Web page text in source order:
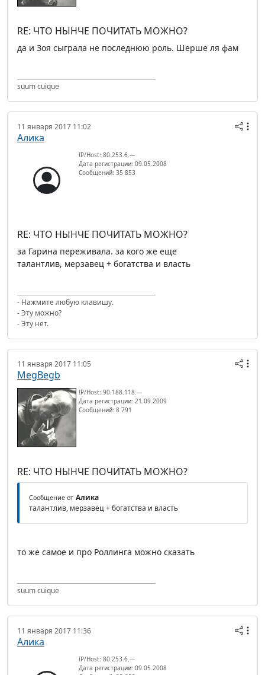
RE: ЧТО НЫНЧЕ ПОЧИТАТЬ МОЖНО?
да и Зоя сыграла не последнюю роль. Шерше ля фам
suum cuique
11 января 2017 11:02
Алика
IP/Host: 80.253.6.---
Дата регистрации: 09.05.2008
Сообщений: 35 853
RE: ЧТО НЫНЧЕ ПОЧИТАТЬ МОЖНО?
за Гарина переживала. за кого же еще
талантлив, мерзавец + богатства и власть
- Нажмите любую клавишу.
- Эту можно?
- Эту нет.
11 января 2017 11:05
MegBegb
IP/Host: 90.188.118.---
Дата регистрации: 21.09.2009
Сообщений: 8 791
RE: ЧТО НЫНЧЕ ПОЧИТАТЬ МОЖНО?
Сообщение от Алика
талантлив, мерзавец + богатства и власть
то же самое и про Роллинга можно сказать
suum cuique
11 января 2017 11:36
Алика
IP/Host: 80.253.6.---
Дата регистрации: 09.05.2008